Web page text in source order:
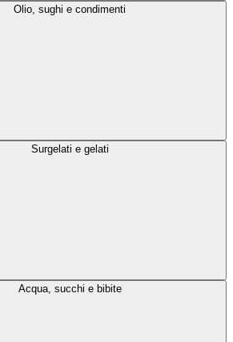
Olio, sughi e condimenti
Surgelati e gelati
Acqua, succhi e bibite